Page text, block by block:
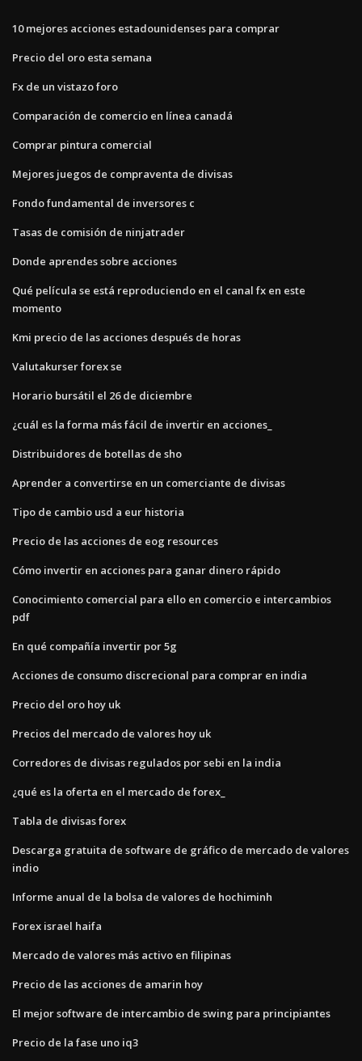
10 mejores acciones estadounidenses para comprar
Precio del oro esta semana
Fx de un vistazo foro
Comparación de comercio en línea canadá
Comprar pintura comercial
Mejores juegos de compraventa de divisas
Fondo fundamental de inversores c
Tasas de comisión de ninjatrader
Donde aprendes sobre acciones
Qué película se está reproduciendo en el canal fx en este
momento
Kmi precio de las acciones después de horas
Valutakurser forex se
Horario bursátil el 26 de diciembre
¿cuál es la forma más fácil de invertir en acciones_
Distribuidores de botellas de sho
Aprender a convertirse en un comerciante de divisas
Tipo de cambio usd a eur historia
Precio de las acciones de eog resources
Cómo invertir en acciones para ganar dinero rápido
Conocimiento comercial para ello en comercio e intercambios
pdf
En qué compañía invertir por 5g
Acciones de consumo discrecional para comprar en india
Precio del oro hoy uk
Precios del mercado de valores hoy uk
Corredores de divisas regulados por sebi en la india
¿qué es la oferta en el mercado de forex_
Tabla de divisas forex
Descarga gratuita de software de gráfico de mercado de valores
indio
Informe anual de la bolsa de valores de hochiminh
Forex israel haifa
Mercado de valores más activo en filipinas
Precio de las acciones de amarin hoy
El mejor software de intercambio de swing para principiantes
Precio de la fase uno iq3